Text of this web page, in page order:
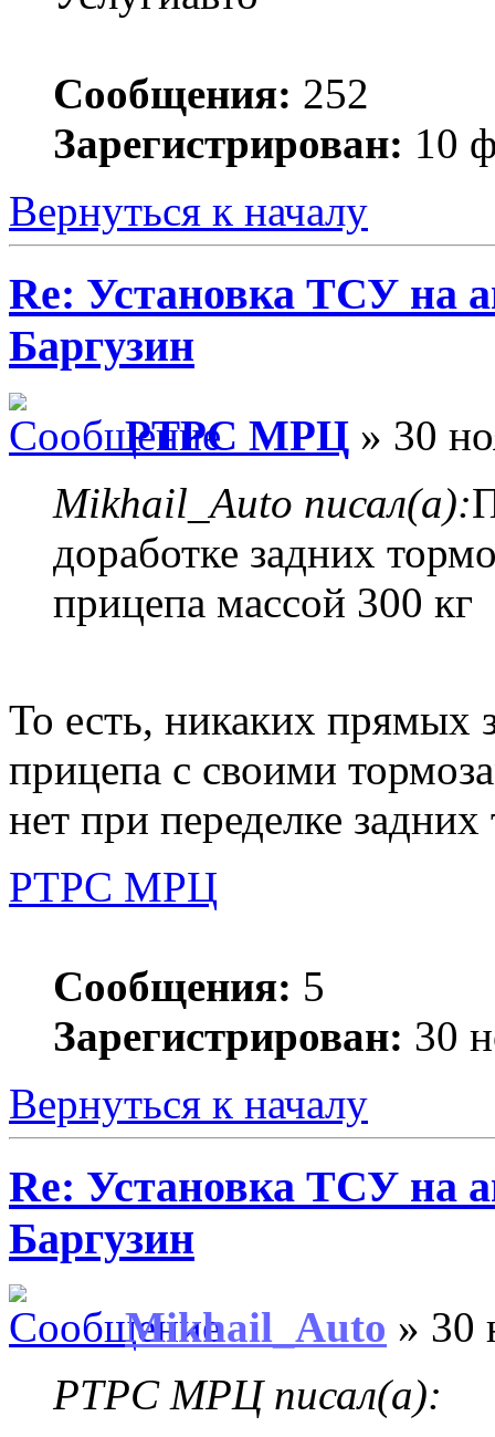
Сообщения: 252
Зарегистрирован: 10
Вернуться к началу
Re: Установка ТСУ на
Баргузин
РТРС МРЦ » 30
Mikhail_Auto писал(а):
доработке задних
прицепа массой 300 кг
То есть, никаких прямых
прицепа с своими
нет при переделке
РТРС МРЦ
Сообщения: 5
Зарегистрирован: 30
Вернуться к началу
Re: Установка ТСУ на
Баргузин
Mikhail_Auto » 30
РТРС МРЦ писал(а):